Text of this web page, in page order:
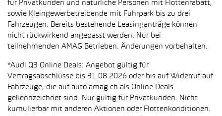
für Privatkunden und natürliche Personen mit Flottenrabatt,
sowie Kleingewerbetreibende mit Fuhrpark bis zu drei
Fahrzeugen. Bereits bestehende Leasinganträge können
nicht rückwirkend angepasst werden. Nur bei
teilnehmenden AMAG Betrieben. Änderungen vorbehalten.
*Audi Q3 Online Deals: Angebot gültig für
Vertragsabschlüsse bis 31.08.2026 oder bis auf Widerruf auf
Fahrzeuge, die auf auto.amag.ch als Online Deals
gekennzeichnet sind. Nur gültig für Privatkunden. Nicht
kumulierbar mit anderen Aktionen oder Flottenkonditionen.